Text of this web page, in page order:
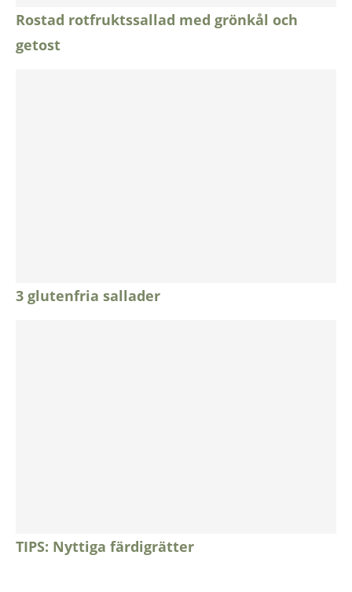
Rostad rotfruktssallad med grönkål och
getost
3 glutenfria sallader
TIPS: Nyttiga färdigrätter